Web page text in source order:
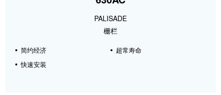
PALISADE
栅栏
简约经济
超常寿命
快速安装